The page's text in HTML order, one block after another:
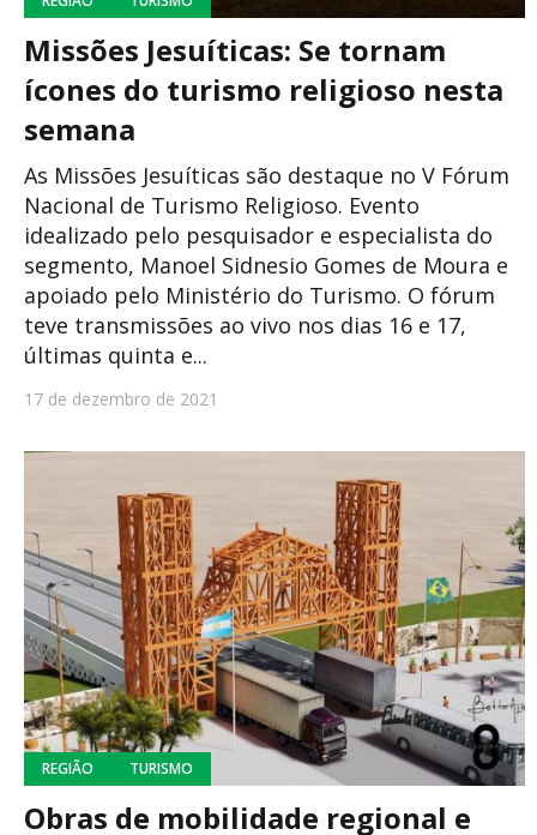
Missões Jesuíticas: Se tornam
ícones do turismo religioso nesta
semana
As Missões Jesuíticas são destaque no V Fórum
Nacional de Turismo Religioso. Evento
idealizado pelo pesquisador e especialista do
segmento, Manoel Sidnesio Gomes de Moura e
apoiado pelo Ministério do Turismo. O fórum
teve transmissões ao vivo nos dias 16 e 17,
últimas quinta e...
17 de dezembro de 2021
REGIÃO TURISMO
Obras de mobilidade regional e